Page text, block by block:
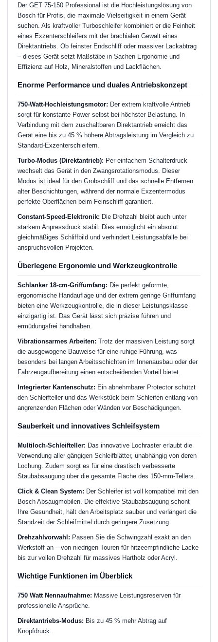
Der GET 75-150 Professional ist die Hochleistungslösung von
Bosch für Profis, die maximale Vielseitigkeit in einem Gerät
suchen. Als kraftvoller Turboschleifer kombiniert er die Feinheit
eines Exzenterschleifers mit der brachialen Gewalt eines
Direktantriebs. Ob feinster Endschliff oder massiver Lackabtrag
– dieses Gerät setzt Maßstäbe in Sachen Ergonomie und
Effizienz auf Holz, Mineralstoffen und Lackflächen.
Enorme Performance und duales Antriebskonzept
750-Watt-Hochleistungsmotor: Der extrem kraftvolle Antrieb
sorgt für konstante Power selbst bei höchster Belastung. In
Verbindung mit dem zuschaltbaren Direktantrieb erreicht das
Gerät eine bis zu 45 % höhere Abtragsleistung im Vergleich zu
Standard-Exzenterschleifern.
Turbo-Modus (Direktantrieb): Per einfachem Schalterdruck
wechselt das Gerät in den Zwangsrotationsmodus. Dieser
Modus ist ideal für den Grobschliff und das schnelle Entfernen
alter Beschichtungen, während der normale Exzentermodus
perfekte Oberflächen beim Feinschliff garantiert.
Constant-Speed-Elektronik: Die Drehzahl bleibt auch unter
starkem Anpressdruck stabil. Dies ermöglicht ein absolut
gleichmäßiges Schliffbild und verhindert Leistungsabfälle bei
anspruchsvollen Projekten.
Überlegene Ergonomie und Werkzeugkontrolle
Schlanker 18-cm-Griffumfang: Die perfekt geformte,
ergonomische Handauflage und der extrem geringe Griffumfang
bieten eine Werkzeugkontrolle, die in dieser Leistungsklasse
einzigartig ist. Das Gerät lässt sich präzise führen und
ermüdungsfrei handhaben.
Vibrationsarmes Arbeiten: Trotz der massiven Leistung sorgt
die ausgewogene Bauweise für eine ruhige Führung, was
besonders bei langen Arbeitsschichten im Innenausbau oder der
Fahrzeugaufbereitung einen entscheidenden Vorteil bietet.
Integrierter Kantenschutz: Ein abnehmbarer Protector schützt
den Schleifteller und das Werkstück beim Schleifen entlang von
angrenzenden Flächen oder Wänden vor Beschädigungen.
Sauberkeit und innovatives Schleifsystem
Multiloch-Schleifteller: Das innovative Lochraster erlaubt die
Verwendung aller gängigen Schleifblätter, unabhängig von deren
Lochung. Zudem sorgt es für eine drastisch verbesserte
Staubabsaugung über die gesamte Fläche des 150-mm-Tellers.
Click & Clean System: Der Schleifer ist voll kompatibel mit den
Bosch Absaugmobilen. Die effektive Staubabsaugung schont
Ihre Gesundheit, hält den Arbeitsplatz sauber und verlängert die
Standzeit der Schleifmittel durch geringere Zusetzung.
Drehzahlvorwahl: Passen Sie die Schwingzahl exakt an den
Werkstoff an – von niedrigen Touren für hitzeempfindliche Lacke
bis zur vollen Drehzahl für massives Hartholz oder Acryl.
Wichtige Funktionen im Überblick
750 Watt Nennaufnahme: Massive Leistungsreserven für
professionelle Ansprüche.
Direktantriebs-Modus: Bis zu 45 % mehr Abtrag auf
Knopfdruck.